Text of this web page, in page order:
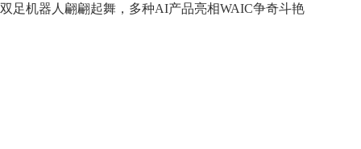
双足机器人翩翩起舞，多种AI产品亮相WAIC争奇斗艳